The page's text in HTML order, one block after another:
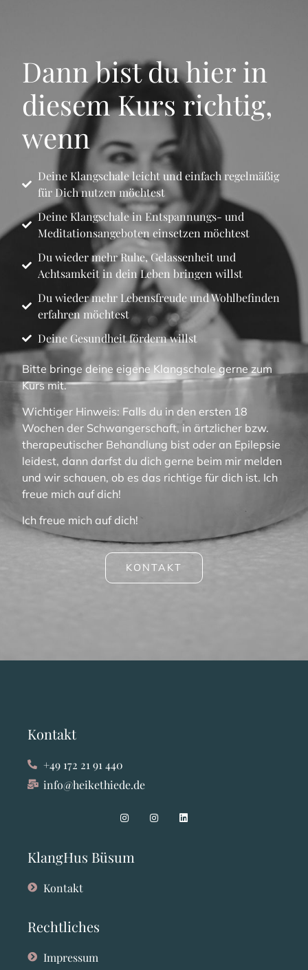
Dann bist du hier in
diesem Kurs richtig,
wenn
Deine Klangschale leicht und einfach regelmäßig
für Dich nutzen möchtest
Deine Klangschale in Entspannungs- und
Meditationsangeboten einsetzen möchtest
Du wieder mehr Ruhe, Gelassenheit und
Achtsamkeit in dein Leben bringen willst
Du wieder mehr Lebensfreude und Wohlbefinden
erfahren möchtest
Deine Gesundheit fördern willst
Bitte bringe deine eigene Klangschale gerne zum
Kurs mit.
Wichtiger Hinweis: Falls du in den ersten 18
Wochen der Schwangerschaft, in ärtzlicher bzw.
therapeutischer Behandlung bist oder an Epilepsie
leidest, dann darfst du dich gerne beim mir melden
und wir schauen, ob es das richtige für dich ist. Ich
freue mich auf dich!
Ich freue mich auf dich!
KONTAKT
Kontakt
+49 172 21 91 440
info@heikethiede.de
KlangHus Büsum
Kontakt
Rechtliches
Impressum